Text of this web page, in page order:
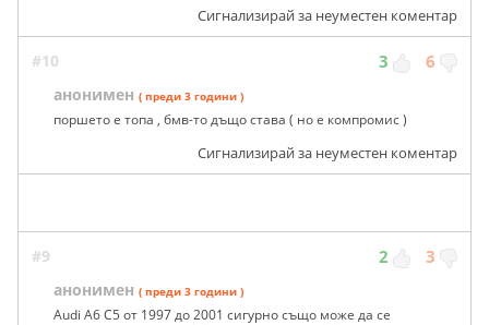
Сигнализирай за неуместен коментар
#10 3 6
анонимен ( преди 3 години )
поршето е топа , бмв-то дъщо става ( но е компромис )
Сигнализирай за неуместен коментар
#9 2 3
анонимен ( преди 3 години )
Audi A6 C5 от 1997 до 2001 сигурно също може да се